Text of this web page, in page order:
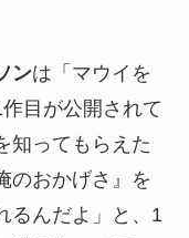
ンは「マウイを
目が公開されて
知ってもらえた
のおかげさ』を
るんだよ」と、1